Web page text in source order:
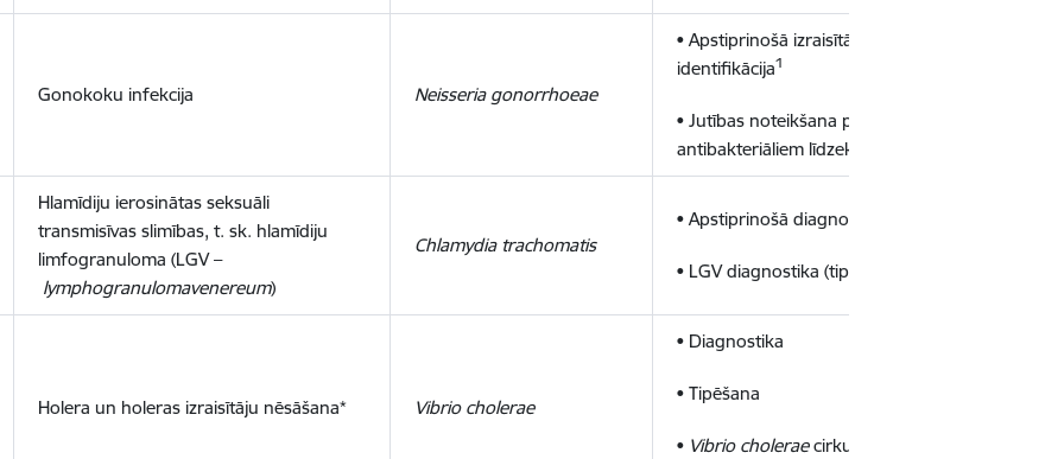
Gonokoku infekcija Neisseria gonorrhoeae
• Apstiprinošā izraisītāja kultūru
identifikācija1
• Jutības noteikšana pret
antibakteriāliem līdzekļiem
Hlamīdiju ierosinātas seksuāli
transmisīvas slimības, t. sk. hlamīdiju
limfogranuloma (LGV –
lymphogranulomavenereum)
Chlamydia trachomatis
• Apstiprinošā diagnostika
• LGV diagnostika (tipēšana)
Holera un holeras izraisītāju nēsāšana* Vibrio cholerae
• Diagnostika
• Tipēšana
• Vibrio choleraecirkulācijas